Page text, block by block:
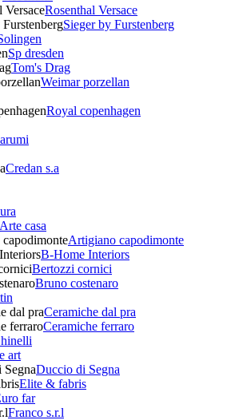
Rosenthal Versace
Sieger by Furstenberg
Sp dresden
Tom's Drag
Weimar porzellan
Royal copenhagen
Credan s.a
Arte casa
Artigiano capodimonte
B-Home Interiors
Bertozzi cornici
Bruno costenaro
Ceramiche dal pra
Ceramiche ferraro
art
Duccio di Segna
Elite & fabris
far
Franco s.r.l